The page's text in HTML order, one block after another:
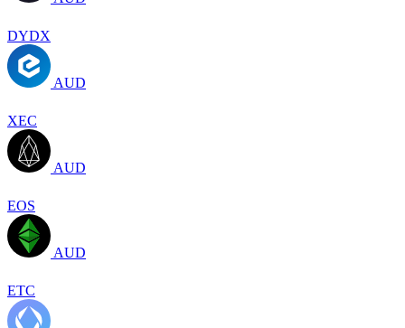
DYDX
AUD
XEC
AUD
EOS
AUD
ETC